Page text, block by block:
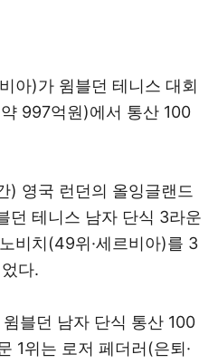
아)가 윔블던 테니스 대회
997억원)에서 통산 100
) 영국 런던의 올잉글랜드
던 테니스 남자 단식 3라운
비치(49위·세르비아)를 3
다.
블던 남자 단식 통산 100
1위는 로저 페더러(은퇴·